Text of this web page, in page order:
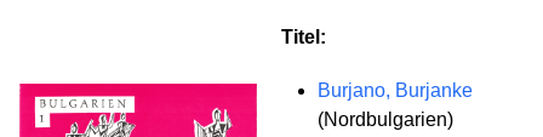
Titel:
Burjano, Burjanke
(Nordbulgarien)